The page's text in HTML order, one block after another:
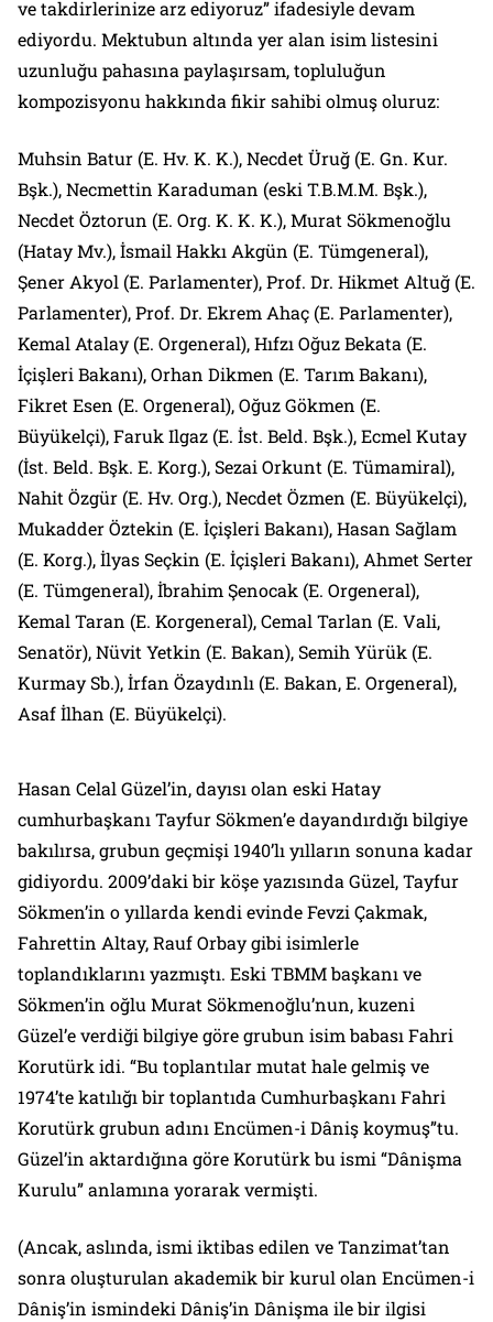
ve takdirlerinize arz ediyoruz” ifadesiyle devam
ediyordu. Mektubun altında yer alan isim listesini
uzunluğu pahasına paylaşırsam, topluluğun
kompozisyonu hakkında fikir sahibi olmuş oluruz:
Muhsin Batur (E. Hv. K. K.), Necdet Üruğ (E. Gn. Kur.
Bşk.), Necmettin Karaduman (eski T.B.M.M. Bşk.),
Necdet Öztorun (E. Org. K. K. K.), Murat Sökmenoğlu
(Hatay Mv.), İsmail Hakkı Akgün (E. Tümgeneral),
Şener Akyol (E. Parlamenter), Prof. Dr. Hikmet Altuğ (E.
Parlamenter), Prof. Dr. Ekrem Ahaç (E. Parlamenter),
Kemal Atalay (E. Orgeneral), Hıfzı Oğuz Bekata (E.
İçişleri Bakanı), Orhan Dikmen (E. Tarım Bakanı),
Fikret Esen (E. Orgeneral), Oğuz Gökmen (E.
Büyükelçi), Faruk Ilgaz (E. İst. Beld. Bşk.), Ecmel Kutay
(İst. Beld. Bşk. E. Korg.), Sezai Orkunt (E. Tümamiral),
Nahit Özgür (E. Hv. Org.), Necdet Özmen (E. Büyükelçi),
Mukadder Öztekin (E. İçişleri Bakanı), Hasan Sağlam
(E. Korg.), İlyas Seçkin (E. İçişleri Bakanı), Ahmet Serter
(E. Tümgeneral), İbrahim Şenocak (E. Orgeneral),
Kemal Taran (E. Korgeneral), Cemal Tarlan (E. Vali,
Senatör), Nüvit Yetkin (E. Bakan), Semih Yürük (E.
Kurmay Sb.), İrfan Özaydınlı (E. Bakan, E. Orgeneral),
Asaf İlhan (E. Büyükelçi).
Hasan Celal Güzel’in, dayısı olan eski Hatay
cumhurbaşkanı Tayfur Sökmen’e dayandırdığı bilgiye
bakılırsa, grubun geçmişi 1940’lı yılların sonuna kadar
gidiyordu. 2009’daki bir köşe yazısında Güzel, Tayfur
Sökmen’in o yıllarda kendi evinde Fevzi Çakmak,
Fahrettin Altay, Rauf Orbay gibi isimlerle
toplandıklarını yazmıştı. Eski TBMM başkanı ve
Sökmen’in oğlu Murat Sökmenoğlu’nun, kuzeni
Güzel’e verdiği bilgiye göre grubun isim babası Fahri
Korutürk idi. “Bu toplantılar mutat hale gelmiş ve
1974’te katılığı bir toplantıda Cumhurbaşkanı Fahri
Korutürk grubun adını Encümen-i Dâniş koymuş”tu.
Güzel’in aktardığına göre Korutürk bu ismi “Dânişma
Kurulu” anlamına yorarak vermişti.
(Ancak, aslında, ismi iktibas edilen ve Tanzimat’tan
sonra oluşturulan akademik bir kurul olan Encümen-i
Dâniş’in ismindeki Dâniş’in Dânişma ile bir ilgisi